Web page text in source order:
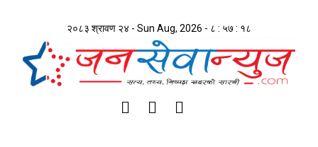
२०८३ श्रावण २४ - Sun Aug, 2026 - ८ : ५७ : १८